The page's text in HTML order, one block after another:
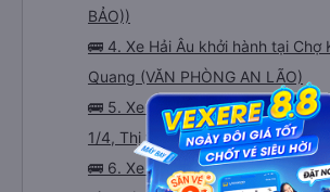
BẢO))
🚌 4. Xe Hải Âu khởi hành tại Chợ
Quang (VĂN PHÒNG AN LÃO)
🚌 5. Xe Daiichi Travel khởi hành
1/4, Thị trấn Cát Bà (Văn phòng
🚌 6. Xe Hoàng Công khởi hành